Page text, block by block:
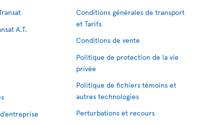
A.T.
Conditions générales de transport
et Tarifs
Conditions de vente
Politique de protection de la vie
privée
Politique de fichiers témoins et
autres technologies
Perturbations et recours